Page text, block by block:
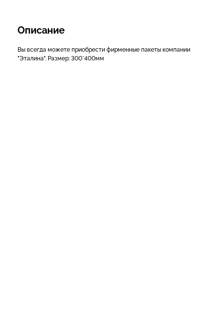
Описание
Вы всегда можете приобрести фирменные пакеты компании
"Эталина". Размер: 300*400мм